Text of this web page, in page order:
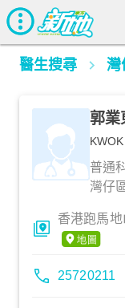
醫生搜尋 灣
郭業
普通
灣仔
香港跑馬
25720211